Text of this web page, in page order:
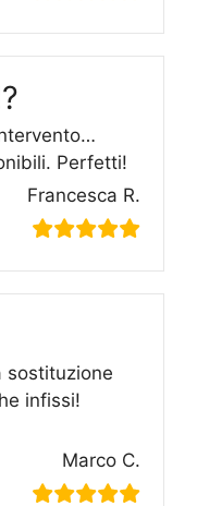
Perfetti!
Francesca R.
sostituzione
infissi!
Marco C.